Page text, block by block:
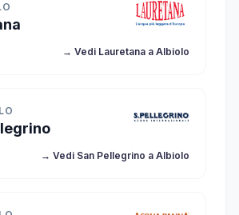
→ Vedi Lauretana a Albiolo
→ Vedi San Pellegrino a Albiolo